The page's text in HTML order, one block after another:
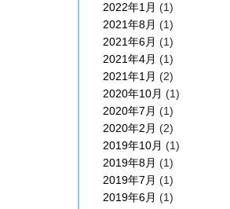
2022年1月 (1)
2021年8月 (1)
2021年6月 (1)
2021年4月 (1)
2021年1月 (2)
2020年10月 (1)
2020年7月 (1)
2020年2月 (2)
2019年10月 (1)
2019年8月 (1)
2019年7月 (1)
2019年6月 (1)